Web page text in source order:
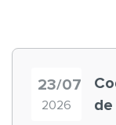
23/07
2026
de